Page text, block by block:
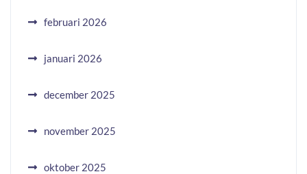
februari 2026
januari 2026
december 2025
november 2025
oktober 2025